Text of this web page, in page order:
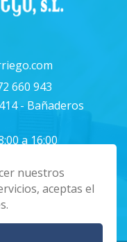
nuestros
aceptas el
660 943
- Bañaderos
a 16:00
Privacidad